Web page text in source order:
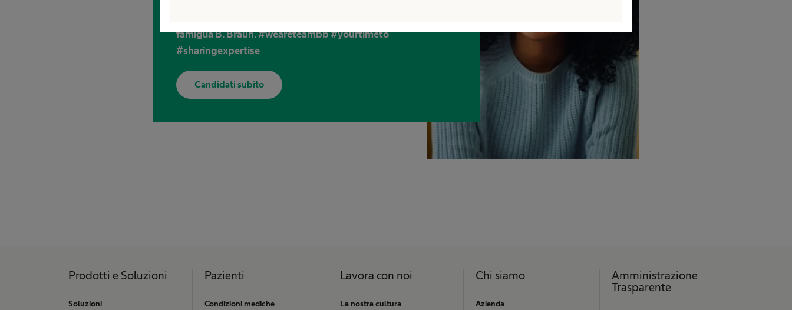
famiglia B. Braun. #weareteambb #yourtimeto
#sharingexpertise
Candidati subito
Prodotti e Soluzioni
Soluzioni
Pazienti
Condizioni mediche
Lavora con noi
La nostra cultura
Chi siamo
Azienda
Amministrazione
Trasparente